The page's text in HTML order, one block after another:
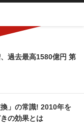
過去最高1580億円 第
」の常識! 2010年を
の効果とは